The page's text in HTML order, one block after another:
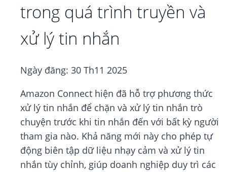
trong quá trình truyền và
xử lý tin nhắn
Ngày đăng: 30 Th11 2025
Amazon Connect hiện đã hỗ trợ phương thức
xử lý tin nhắn để chặn và xử lý tin nhắn trò
chuyện trước khi tin nhắn đến với bất kỳ người
tham gia nào. Khả năng mới này cho phép tự
động biên tập dữ liệu nhạy cảm và xử lý tin
nhắn tùy chỉnh, giúp doanh nghiệp duy trì các